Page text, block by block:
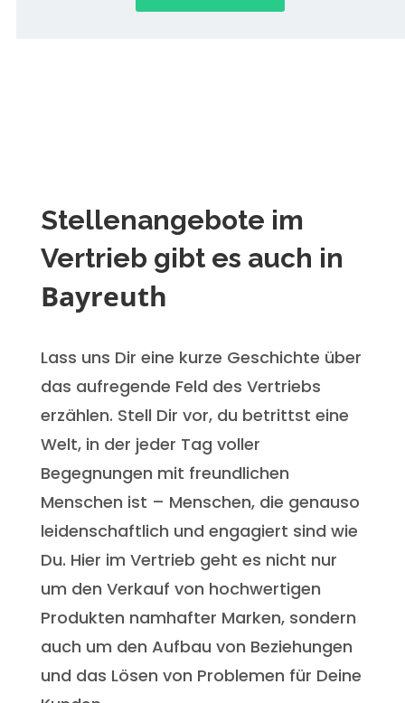
Stellenangebote im
Vertrieb gibt es auch in
Bayreuth
Lass uns Dir eine kurze Geschichte über
das aufregende Feld des Vertriebs
erzählen. Stell Dir vor, du betrittst eine
Welt, in der jeder Tag voller
Begegnungen mit freundlichen
Menschen ist – Menschen, die genauso
leidenschaftlich und engagiert sind wie
Du. Hier im Vertrieb geht es nicht nur
um den Verkauf von hochwertigen
Produkten namhafter Marken, sondern
auch um den Aufbau von Beziehungen
und das Lösen von Problemen für Deine